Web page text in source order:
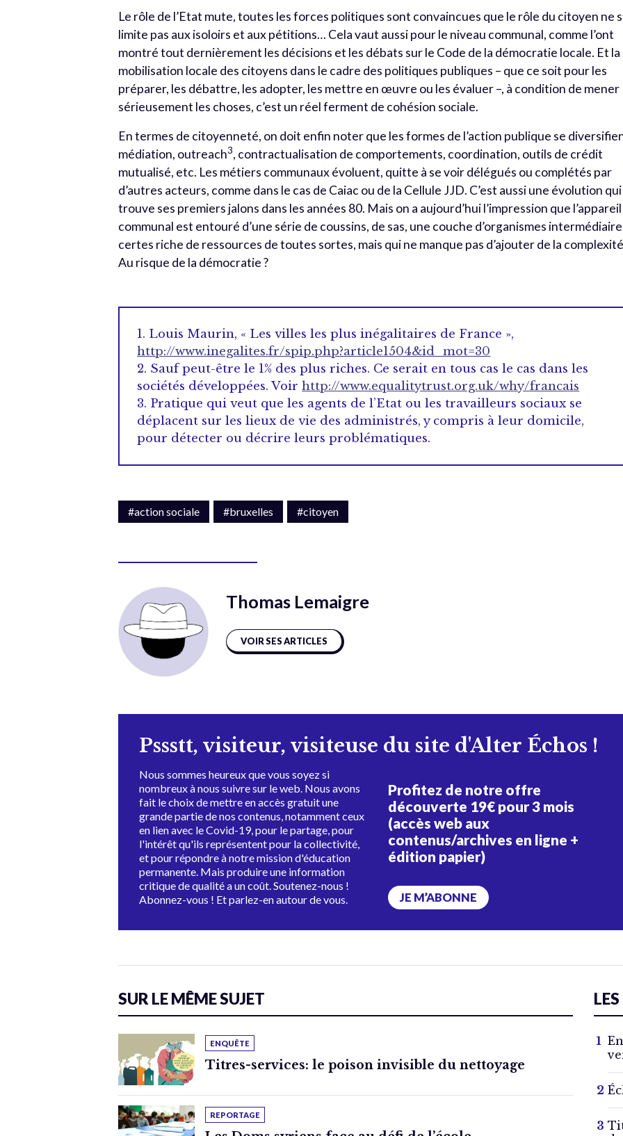
Le rôle de l’Etat mute, toutes les forces politiques sont convaincues que le rôle du citoyen ne
limite pas aux isoloirs et aux pétitions… Cela vaut aussi pour le niveau communal, comme l’ont
montré tout dernièrement les décisions et les débats sur le Code de la démocratie locale. Et la
mobilisation locale des citoyens dans le cadre des politiques publiques – que ce soit pour les
préparer, les débattre, les adopter, les mettre en œuvre ou les évaluer –, à condition de mener
sérieusement les choses, c’est un réel ferment de cohésion sociale.
En termes de citoyenneté, on doit enfin noter que les formes de l’action publique se
médiation, outreach3, contractualisation de comportements, coordination, outils de crédit
mutualisé, etc. Les métiers communaux évoluent, quitte à se voir délégués ou complétés par
d’autres acteurs, comme dans le cas de Caiac ou de la Cellule JJD. C’est aussi une évolution qui
trouve ses premiers jalons dans les années 80. Mais on a aujourd’hui l’impression que l’appareil
communal est entouré d’une série de coussins, de sas, une couche d’organismes
certes riche de ressources de toutes sortes, mais qui ne manque pas d’ajouter de la
Au risque de la démocratie ?
1. Louis Maurin, « Les villes les plus inégalitaires de France »,
http://www.inegalites.fr/spip.php?article1504&id_mot=30
2. Sauf peut-être le 1% des plus riches. Ce serait en tous cas le cas dans les
sociétés développées. Voirhttp://www.equalitytrust.org.uk/why/francais
3. Pratique qui veut que les agents de l’Etat ou les travailleurs sociaux se
déplacent sur les lieux de vie des administrés, y compris à leur domicile,
pour détecter ou décrire leurs problématiques.
#action sociale #bruxelles #citoyen
Thomas Lemaigre
VOIR SES ARTICLES
Pssstt, visiteur, visiteuse du site d'Alter Échos !
Nous sommes heureux que vous soyez si
nombreux à nous suivre sur le web. Nous avons
fait le choix de mettre en accès gratuit une
grande partie de nos contenus, notamment ceux
en lien avec le Covid-19, pour le partage, pour
l'intérêt qu'ils représentent pour la collectivité,
et pour répondre à notre mission d'éducation
permanente. Mais produire une information
critique de qualité a un coût. Soutenez-nous !
Abonnez-vous ! Et parlez-en autour de vous.
Profitez de notre offre
découverte 19€ pour 3 mois
(accès web aux
contenus/archives en ligne +
édition papier)
JE M’ABONNE
SUR LE MÊME SUJET
ENQUÊTE
Titres-services: le poison invisible du nettoyage
REPORTAGE